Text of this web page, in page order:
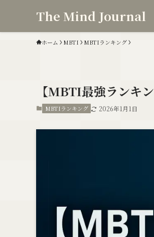
The Mind Journal
ホーム MBTI MBTIランキング
【MBTI最強ランキ
MBTIランキング 2026年1月1日